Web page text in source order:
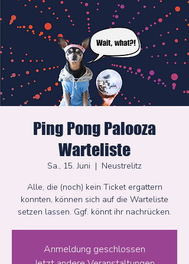
Ping Pong Palooza
Warteliste
Sa., 15. Juni
  |
Neustrelitz
Alle, die (noch) kein Ticket ergattern
konnten, können sich auf die Warteliste
setzen lassen. Ggf. könnt ihr nachrücken.
Anmeldung geschlossen